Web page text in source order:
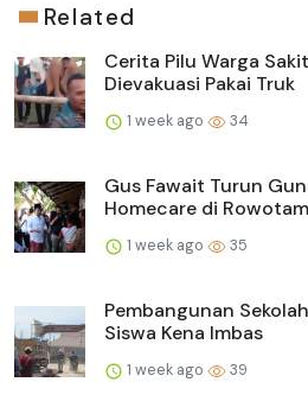
Related
Cerita Pilu Warga
Dievakuasi Pakai Truk
1 week ago 34
Gus Fawait Turun
Homecare di
1 week ago 35
Pembangunan
Siswa Kena Imbas
1 week ago 39